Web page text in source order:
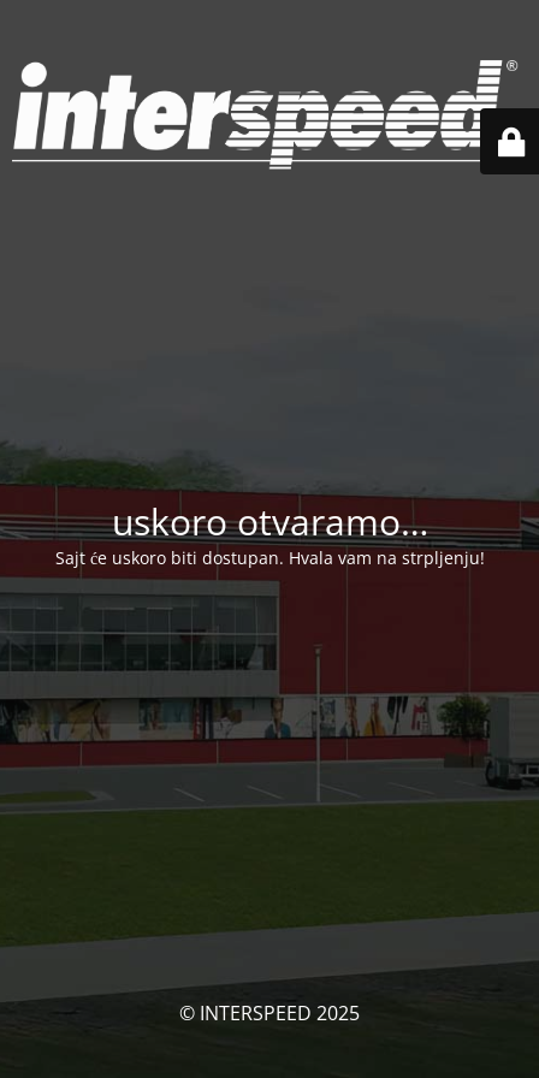
uskoro otvaramo…
Sajt će uskoro biti dostupan. Hvala vam na strpljenju!
© INTERSPEED 2025